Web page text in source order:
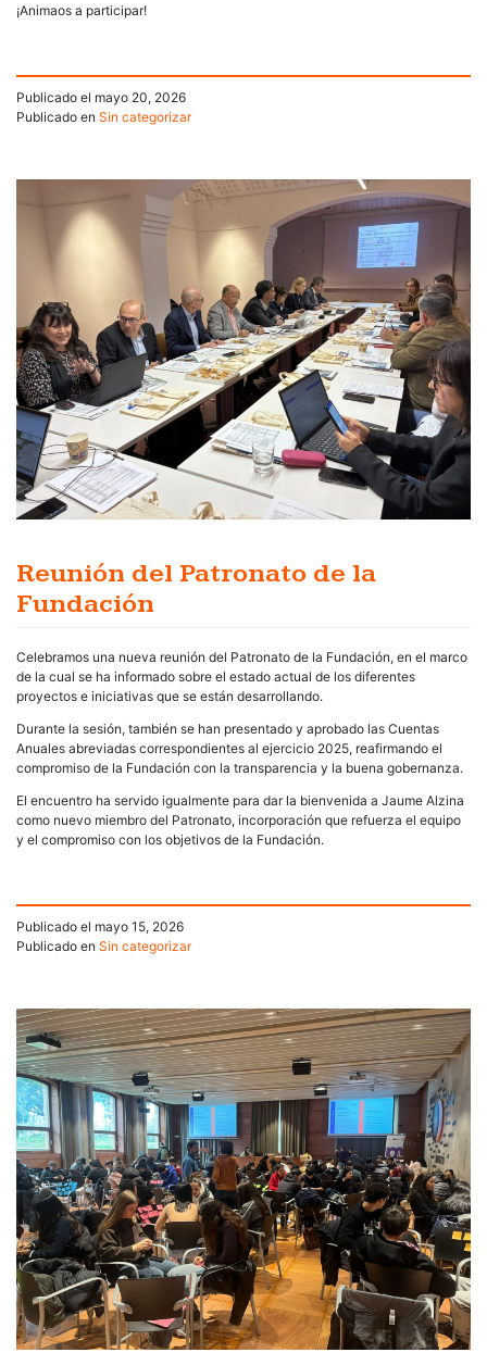
¡Animaos a participar!
Publicado el mayo 20, 2026
Publicado en Sin categorizar
Reunión del Patronato de la
Fundación
Celebramos una nueva reunión del Patronato de la Fundación, en el marco
de la cual se ha informado sobre el estado actual de los diferentes
proyectos e iniciativas que se están desarrollando.
Durante la sesión, también se han presentado y aprobado las Cuentas
Anuales abreviadas correspondientes al ejercicio 2025, reafirmando el
compromiso de la Fundación con la transparencia y la buena gobernanza.
El encuentro ha servido igualmente para dar la bienvenida a Jaume Alzina
como nuevo miembro del Patronato, incorporación que refuerza el equipo
y el compromiso con los objetivos de la Fundación.
Publicado el mayo 15, 2026
Publicado en Sin categorizar